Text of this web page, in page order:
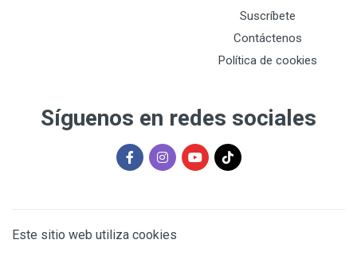
Suscríbete
Contáctenos
Política de cookies
Síguenos en redes sociales
Este sitio web utiliza cookies